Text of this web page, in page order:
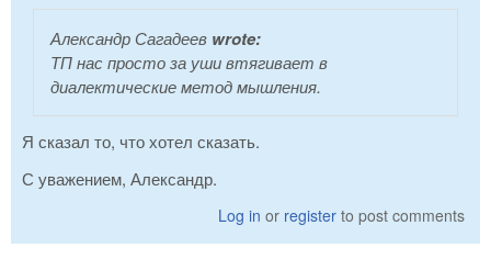
Александр Сагадеев wrote:
ТП нас просто за уши втягивает в
диалектические метод мышления.
Я сказал то, что хотел сказать.
С уважением, Александр.
Log in or register to post comments